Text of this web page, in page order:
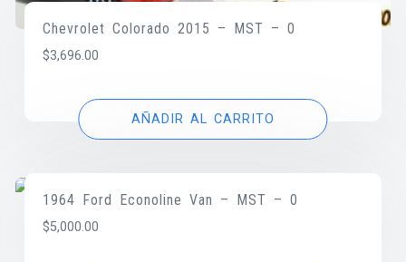
Chevrolet Colorado 2015 – MST – 0
$3,696.00
AÑADIR AL CARRITO
1964 Ford Econoline Van – MST – 0
$5,000.00